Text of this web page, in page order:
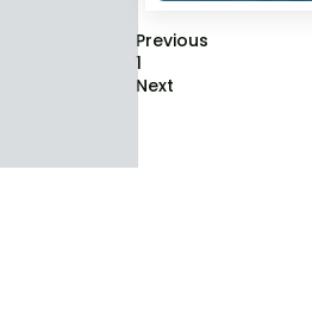
Previous
1
Next